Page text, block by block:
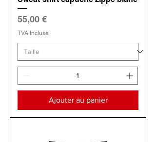
Prix
55,00 €
TVA Incluse
Ajouter au panier